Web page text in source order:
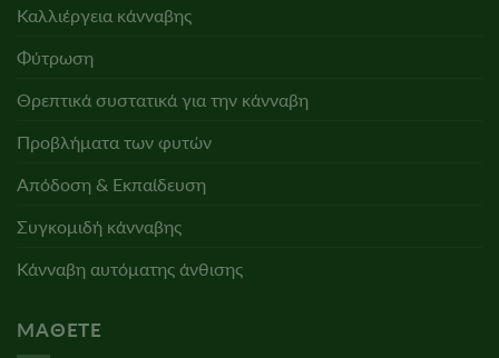
Καλλιέργεια κάνναβης
Φύτρωση
Θρεπτικά συστατικά για την κάνναβη
Προβλήματα των φυτών
Απόδοση & Εκπαίδευση
Συγκομιδή κάνναβης
Κάνναβη αυτόματης άνθισης
ΜΆΘΕΤΕ